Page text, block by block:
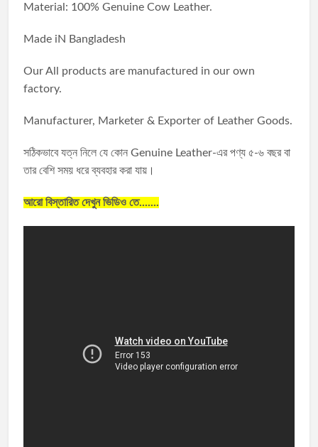
Material: 100% Genuine Cow Leather.
Made iN Bangladesh
Our All products are manufactured in our own
factory.
Manufacturer, Marketer & Exporter of Leather Goods.
সঠিকভাবে যত্ন নিলে যে কোন Genuine Leather-এর পণ্য ৫-৬ বছর বা
তার বেশি সময় ধরে ব্যবহার করা যায়।
আরো বিস্তারিত দেখুন ভিডিও তে.......